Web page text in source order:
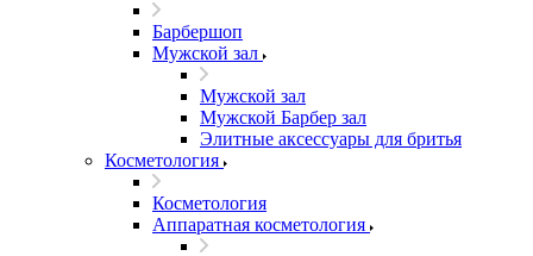
Барбершоп
Мужской зал
Мужской зал
Мужской Барбер зал
Элитные аксессуары для бритья
Косметология
Косметология
Аппаратная косметология